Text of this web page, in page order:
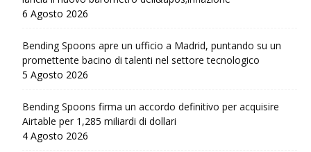
6 Agosto 2026
Bending Spoons apre un ufficio a Madrid, puntando su un
promettente bacino di talenti nel settore tecnologico
5 Agosto 2026
Bending Spoons firma un accordo definitivo per acquisire
Airtable per 1,285 miliardi di dollari
4 Agosto 2026